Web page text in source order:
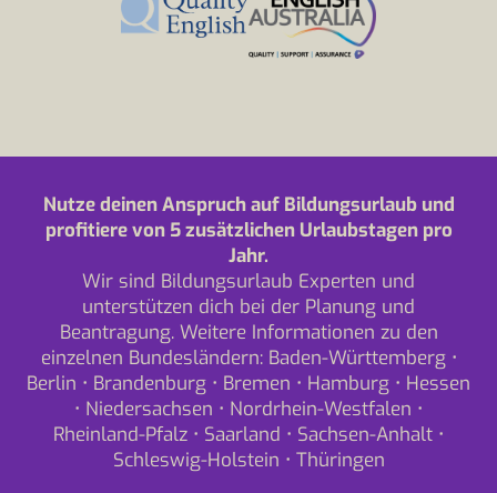
Nutze deinen Anspruch auf Bildungsurlaub und
profitiere von 5 zusätzlichen Urlaubstagen pro
Jahr.
Wir sind Bildungsurlaub Experten und
unterstützen dich bei der Planung und
Beantragung. Weitere Informationen zu den
einzelnen Bundesländern: Baden-Württemberg•
Berlin • Brandenburg • Bremen • Hamburg • Hessen
• Niedersachsen • Nordrhein-Westfalen •
Rheinland-Pfalz • Saarland • Sachsen-Anhalt •
Schleswig-Holstein • Thüringen